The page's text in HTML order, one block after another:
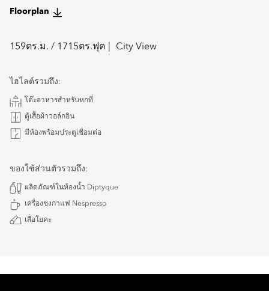
Floorplan
159ตร.ม. / 1715ตร.ฟุต City View
ไฮไลต์รวมถึง:
โต๊ะอาหารสำหรับหกที่
ตู้เสื้อผ้าวอล์กอิน
มีห้องพร้อมประตูเชื่อมต่อ
ของใช้ส่วนตัวรวมถึง:
ผลิตภัณฑ์ในห้องน้ำ Diptyque
เครื่องชงกาแฟ Nespresso
เสื่อโยคะ